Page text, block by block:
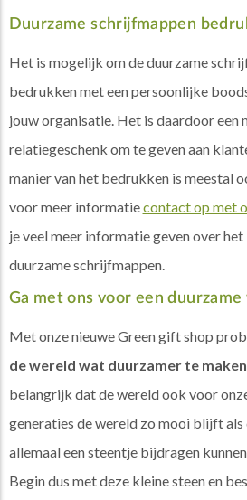
Duurzame schrijfmappen
Het is mogelijk om de duurzame
bedrukken met een persoonlijke
jouw organisatie. Het is daardoor een
relatiegeschenk om te geven aan
manier van het bedrukken is meestal
voor meer informatiecontact op met
je veel meer informatie geven over
duurzame schrijfmappen.
Ga met ons voor een duurzame
Met onze nieuwe Green gift shop
de wereld wat duurzamer te maken
belangrijk dat de wereld ook voor
generaties de wereld zo mooi blijft als
allemaal een steentje bijdragen
Begin dus met deze kleine steen en